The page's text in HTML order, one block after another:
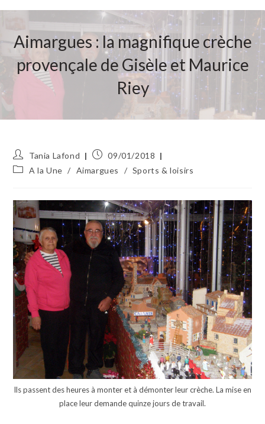
Aimargues : la magnifique crèche
provençale de Gisèle et Maurice
Riey
Auteur/autrice
de
Tania Lafond
Publication
09/01/2018
PostA la Une / Aimargues / Sports & loisirs
Ils passent des heures à monter et à démonter leur crèche. La mise en
place leur demande quinze jours de travail.